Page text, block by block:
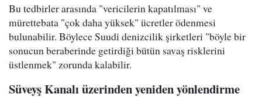
Bu tedbirler arasında "vericilerin kapatılması" ve
mürettebata "çok daha yüksek" ücretler ödenmesi
bulunabilir. Böylece Suudi denizcilik şirketleri "böyle bir
sonucun beraberinde getirdiği bütün savaş risklerini
üstlenmek" zorunda kalabilir.
Süveyş Kanalı üzerinden yeniden yönlendirme